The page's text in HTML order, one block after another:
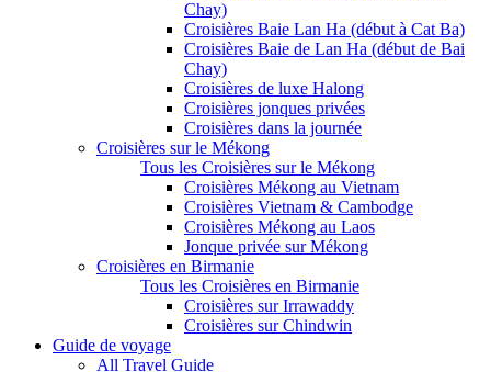
Chay)
Croisières Baie Lan Ha (début à Cat Ba)
Croisières Baie de Lan Ha (début de Bai
Chay)
Croisières de luxe Halong
Croisières jonques privées
Croisières dans la journée
Croisières sur le Mékong
Tous les Croisières sur le Mékong
Croisières Mékong au Vietnam
Croisières Vietnam & Cambodge
Croisières Mékong au Laos
Jonque privée sur Mékong
Croisières en Birmanie
Tous les Croisières en Birmanie
Croisières sur Irrawaddy
Croisières sur Chindwin
Guide de voyage
All Travel Guide